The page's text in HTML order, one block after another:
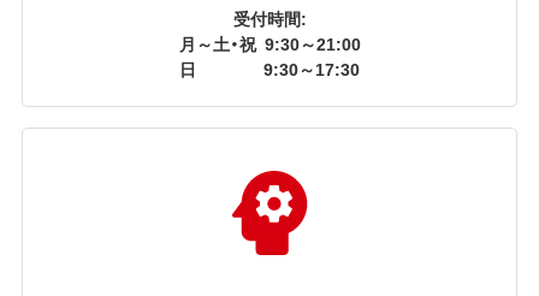
受付時間:
月～土・祝 9:30～21:00
日
9:30～17:30